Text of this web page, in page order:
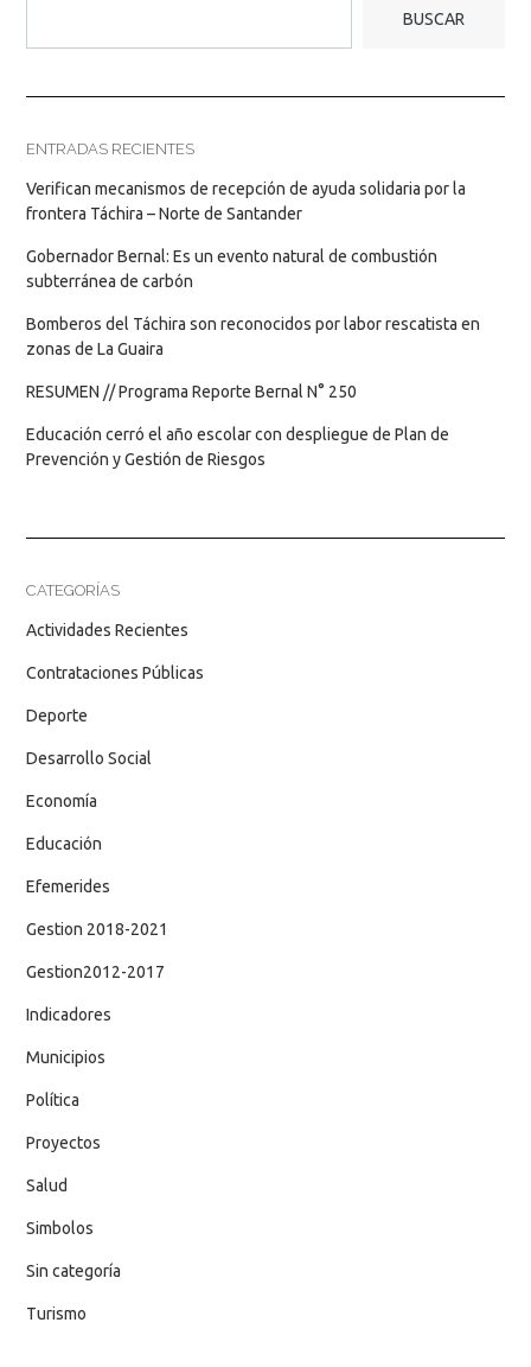
BUSCAR
ENTRADAS RECIENTES
Verifican mecanismos de recepción de ayuda solidaria por la
frontera Táchira – Norte de Santander
Gobernador Bernal: Es un evento natural de combustión
subterránea de carbón
Bomberos del Táchira son reconocidos por labor rescatista en
zonas de La Guaira
RESUMEN // Programa Reporte Bernal N° 250
Educación cerró el año escolar con despliegue de Plan de
Prevención y Gestión de Riesgos
CATEGORÍAS
Actividades Recientes
Contrataciones Públicas
Deporte
Desarrollo Social
Economía
Educación
Efemerides
Gestion 2018-2021
Gestion2012-2017
Indicadores
Municipios
Política
Proyectos
Salud
Simbolos
Sin categoría
Turismo